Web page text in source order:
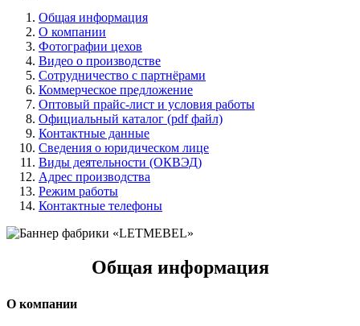
Общая информация
О компании
Фотографии цехов
Видео о производстве
Сотрудничество с партнёрами
Коммерческое предложение
Оптовый прайс-лист и условия работы
Официальный каталог (pdf файл)
Контактные данные
Сведения о юридическом лице
Виды деятельности (ОКВЭД)
Адрес производства
Режим работы
Контактные телефоны
Общая информация
О компании